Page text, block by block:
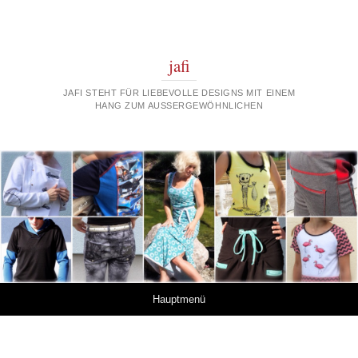
jafi
JAFI STEHT FÜR LIEBEVOLLE DESIGNS MIT EINEM
HANG ZUM AUSSERGEWÖHNLICHEN
Hauptmenü